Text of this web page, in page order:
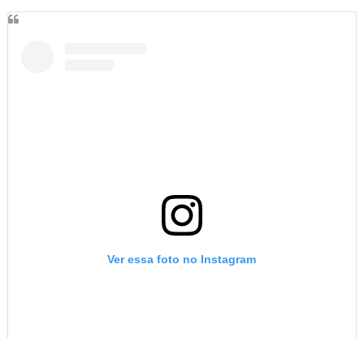
Ver essa foto no Instagram